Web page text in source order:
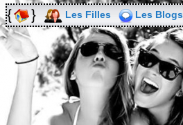
Les Filles Les Blogs